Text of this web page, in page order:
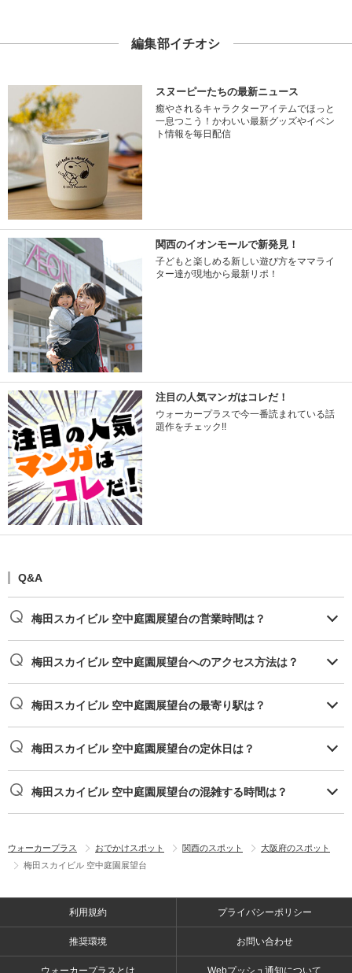
編集部イチオシ
スヌーピーたちの最新ニュース
癒やされるキャラクターアイテムでほっと
一息つこう！かわいい最新グッズやイベン
ト情報を毎日配信
関西のイオンモールで新発見！
子どもと楽しめる新しい遊び方をママライ
ター達が現地から最新リポ！
注目の人気マンガはコレだ！
ウォーカープラスで今一番読まれている話
題作をチェック!!
Q&A
梅田スカイビル 空中庭園展望台の営業時間は？
梅田スカイビル 空中庭園展望台へのアクセス方法は？
梅田スカイビル 空中庭園展望台の最寄り駅は？
梅田スカイビル 空中庭園展望台の定休日は？
梅田スカイビル 空中庭園展望台の混雑する時間は？
ウォーカープラス おでかけスポット 関西のスポット
大阪府のスポット
梅田スカイビル 空中庭園展望台
利用規約 プライバシーポリシー
推奨環境 お問い合わせ
ウォーカープラスとは Webプッシュ通知について